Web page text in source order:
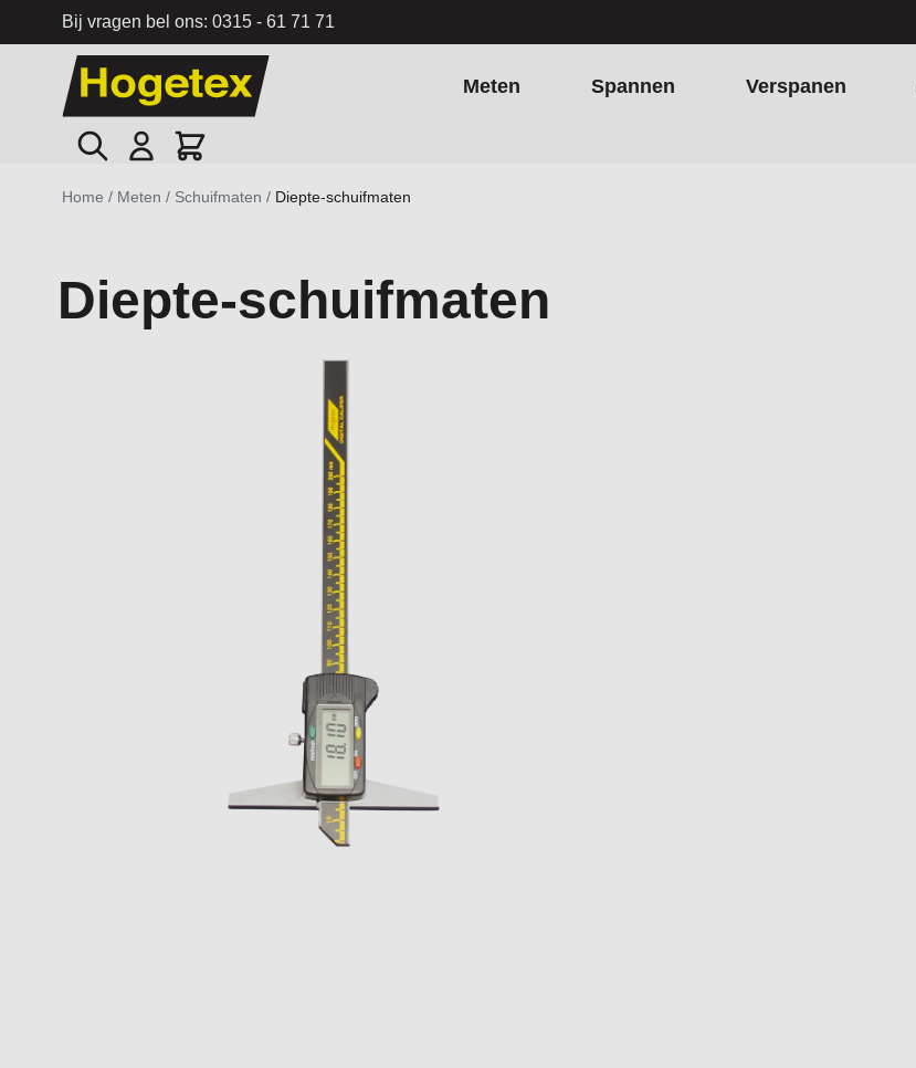
Bij vragen bel ons: 0315 - 61 71 71
Ga naar de inhoud
Meten Spannen Verspanen
Zoek Cart
Home / Meten / Schuifmaten / Diepte-schuifmaten
Diepte-schuifmaten